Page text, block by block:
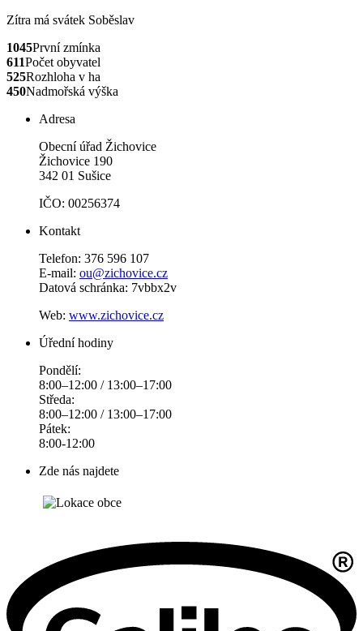
Zítra má svátek Soběslav
1045První zmínka
611Počet obyvatel
525Rozhloha v ha
450Nadmořská výška
Adresa
Obecní úřad Žichovice
Žichovice 190
342 01 Sušice
IČO: 00256374
Kontakt
Telefon: 376 596 107
E-mail: ou@zichovice.cz
Datová schránka: 7vbbx2v
Web: www.zichovice.cz
Úřední hodiny
Pondělí:
8:00–12:00 / 13:00–17:00
Středa:
8:00–12:00 / 13:00–17:00
Pátek:
8:00-12:00
Zde nás najdete